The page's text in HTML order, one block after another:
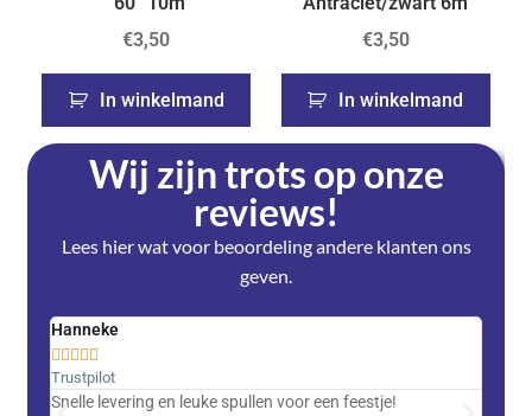
€3,50
In winkelmand
€3,50
In winkelmand
Wij zijn trots op onze
reviews!
Lees hier wat voor beoordeling andere klanten ons
geven.
Hanneke
    
Trustpilot
Snelle levering en leuke spullen voor een feestje!